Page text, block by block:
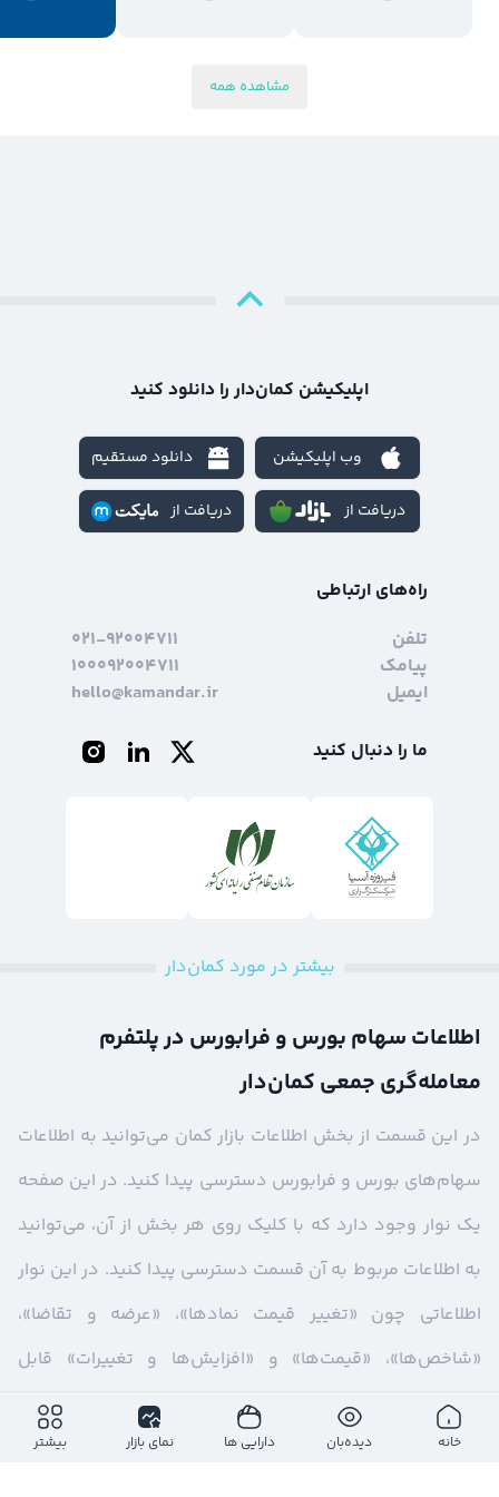
مشاهده همه
اپلیکیشن کمان‌دار را دانلود کنید
وب اپلیکیشن دانلود مستقیم
دریافت از دریافت از
راه‌های ارتباطی
تلفن
۰۲۱-۹۲۰۰۴۷۱۱
پیامک
۱۰۰۰۹۲۰۰۴۷۱۱
ایمیل
hello@kamandar.ir
ما را دنبال کنید
بیشتر در مورد کمان‌دار
اطلاعات سهام بورس و فرابورس در پلتفرم
معامله‌گری جمعی کمان‌دار
در این قسمت از بخش اطلاعات بازار کمان می‌توانید به اطلاعات
سهام‌های بورس و فرابورس دسترسی پیدا کنید. در این صفحه
یک نوار وجود دارد که با کلیک روی هر بخش از آن، می‌توانید
به اطلاعات مربوط به آن قسمت دسترسی پیدا کنید. در این نوار
اطلاعاتی چون «تغییر قیمت نمادها»، «عرضه و تقاضا»،
«شاخص‌ها»، «قیمت‌ها» و «افزایش‌ها و تغییرات» قابل
مشاهده هستند.
خانه دیده‌بان دارایی ها نمای بازار بیشتر